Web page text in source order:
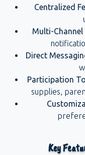
Centralized
Multi-Channel
Direct
Participation
supplies,
Key